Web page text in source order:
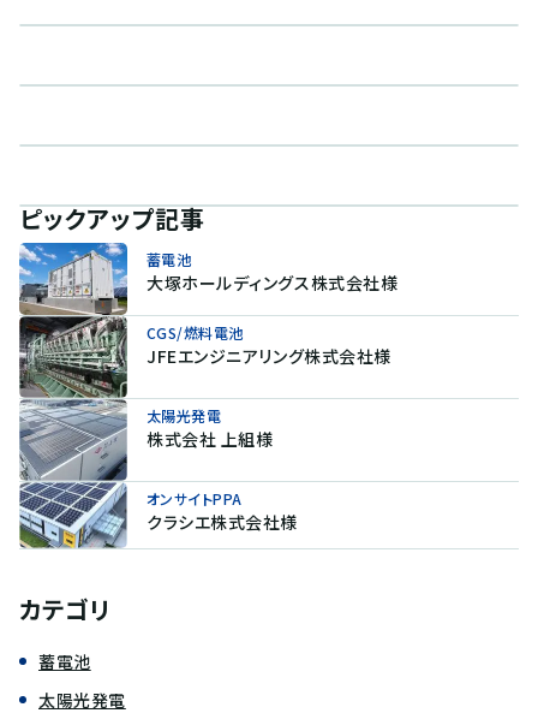
ピックアップ記事
蓄電池
大塚ホールディングス株式会社様
CGS/燃料電池
JFEエンジニアリング株式会社様
太陽光発電
株式会社 上組様
オンサイトPPA
クラシエ株式会社様
カテゴリ
蓄電池
太陽光発電